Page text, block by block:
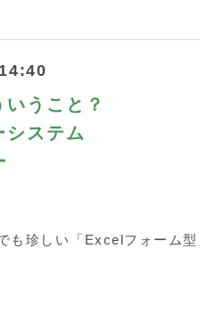
うこと？
ステム
も珍しい「Excelフォーム